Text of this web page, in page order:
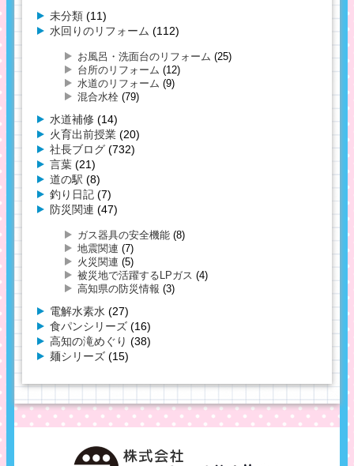
未分類 (11)
水回りのリフォーム (112)
お風呂・洗面台のリフォーム (25)
台所のリフォーム (12)
水道のリフォーム (9)
混合水栓 (79)
水道補修 (14)
火育出前授業 (20)
社長ブログ (732)
言葉 (21)
道の駅 (8)
釣り日記 (7)
防災関連 (47)
ガス器具の安全機能 (8)
地震関連 (7)
火災関連 (5)
被災地で活躍するLPガス (4)
高知県の防災情報 (3)
電解水素水 (27)
食パンシリーズ (16)
高知の滝めぐり (38)
麺シリーズ (15)